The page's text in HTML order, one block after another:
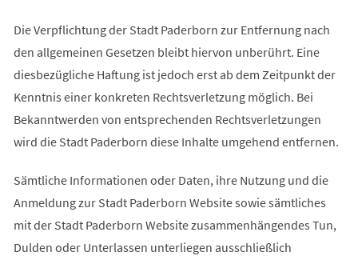
Die Verpflichtung der Stadt Paderborn zur Entfernung nach
den allgemeinen Gesetzen bleibt hiervon unberührt. Eine
diesbezügliche Haftung ist jedoch erst ab dem Zeitpunkt der
Kenntnis einer konkreten Rechtsverletzung möglich. Bei
Bekanntwerden von entsprechenden Rechtsverletzungen
wird die Stadt Paderborn diese Inhalte umgehend entfernen.
Sämtliche Informationen oder Daten, ihre Nutzung und die
Anmeldung zur Stadt Paderborn Website sowie sämtliches
mit der Stadt Paderborn Website zusammenhängendes Tun,
Dulden oder Unterlassen unterliegen ausschließlich